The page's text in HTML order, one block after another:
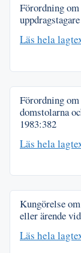
Förordning
Läs hela
Förordning om
domstolarna
1983:382
Läs hela
Kungörelse
eller ärende
Läs hela